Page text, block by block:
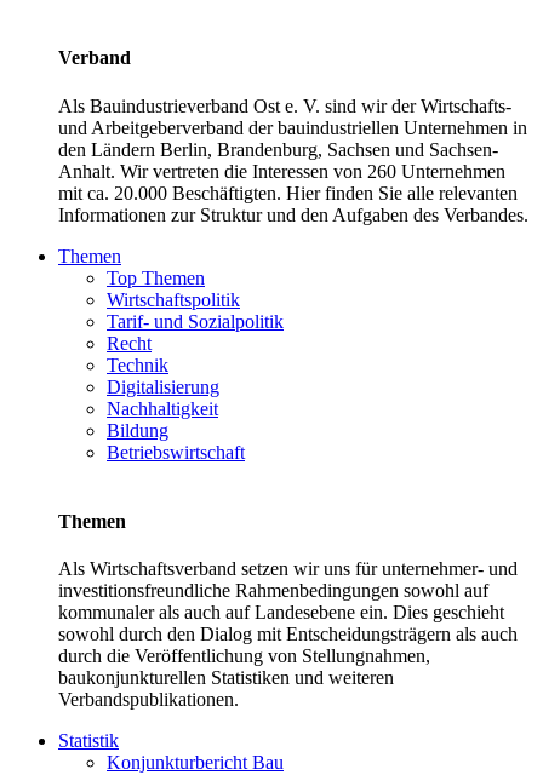
Verband
Als Bauindustrieverband Ost e. V. sind wir der Wirtschafts-
und Arbeitgeberverband der bauindustriellen Unternehmen in
den Ländern Berlin, Brandenburg, Sachsen und Sachsen-
Anhalt. Wir vertreten die Interessen von 260 Unternehmen
mit ca. 20.000 Beschäftigten. Hier finden Sie alle relevanten
Informationen zur Struktur und den Aufgaben des Verbandes.
Themen
Top Themen
Wirtschaftspolitik
Tarif- und Sozialpolitik
Recht
Technik
Digitalisierung
Nachhaltigkeit
Bildung
Betriebswirtschaft
Themen
Als Wirtschaftsverband setzen wir uns für unternehmer- und
investitionsfreundliche Rahmenbedingungen sowohl auf
kommunaler als auch auf Landesebene ein. Dies geschieht
sowohl durch den Dialog mit Entscheidungsträgern als auch
durch die Veröffentlichung von Stellungnahmen,
baukonjunkturellen Statistiken und weiteren
Verbandspublikationen.
Statistik
Konjunkturbericht Bau